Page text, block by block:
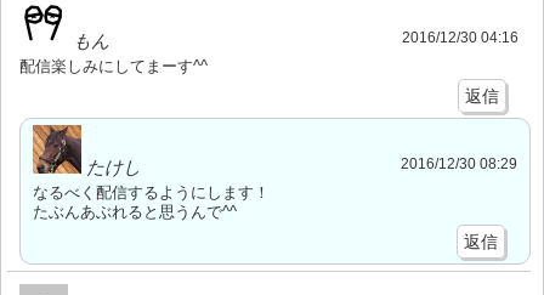
もん 2016/12/30 04:16
配信楽しみにしてまーす^^
返信
たけし 2016/12/30 08:29
なるべく配信するようにします！
たぶんあぶれると思うんで^^
返信